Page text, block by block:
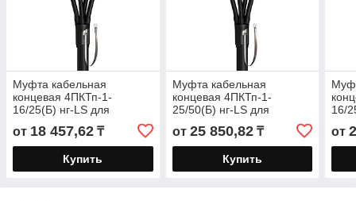
Муфта кабельная
концевая 4ПКТп-1-
16/25(Б) нг-LS для
кабелей «нг-LS» с
пластмассовой изоляцией
до 1кВ с
от 18 457,62 ₸
Купить
Муфта кабельная
концевая 4ПКТп-1-
25/50(Б) нг-LS для
кабелей «нг-LS» с
пластмассовой изоляцией
до 1кВ с
от 25 850,82₸
Купить
16/
«нг-
от